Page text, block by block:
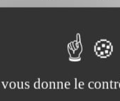
2/2
donne le